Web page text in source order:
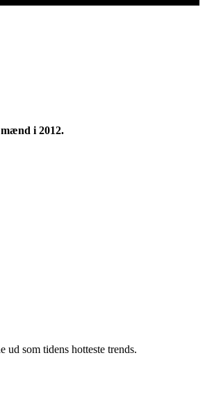
i 2012.
ud som tidens hotteste trends.